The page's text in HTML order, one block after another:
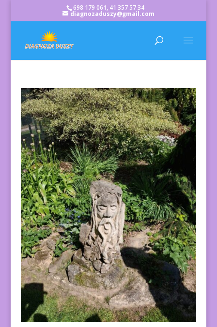
698 179 061, 41 357 57 34
diagnozaduszy@gmail.com